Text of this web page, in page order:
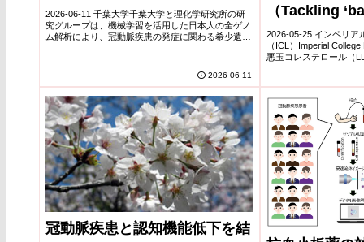
予防の実現へ―
2026-06-11 千葉大学千葉大学と理化学研究所の研
究グループは、機械学習を活用した日本人の全ゲノ
ム解析により、冠動脈疾患の発症に関わる希少遺伝
2026-06-11
（Tackling
earlier is a
to delay
2026-05-25 インペリア
（ICL）Imperial
悪玉コレステロール（
冠動脈疾患と認知機能低下を結